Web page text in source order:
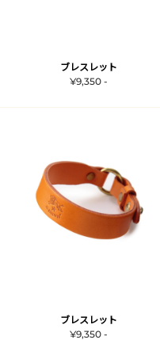
ブレスレット
¥9,350 -
ブレスレット
¥9,350 -